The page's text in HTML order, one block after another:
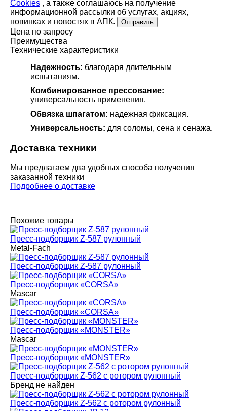
Cookies , а также соглашаюсь на получение
информационной рассылки об услугах, акциях,
новинках и новостях в АПК.
Отправить
Цена по запросу
Преимущества
Технические характеристики
Надежность: благодаря длительным
испытаниям.
Комбинированное прессование:
универсальность применения.
Обвязка шпагатом: надежная фиксация.
Универсальность: для соломы, сена и сенажа.
Доставка техники
Мы предлагаем два удобных способа получения
заказанной техники
Подробнее о доставке
Похожие товары
Пресс-подборщик Z-587 рулонный
Metal-Fach
Пресс-подборщик Z-587 рулонный
Пресс-подборщик «CORSA»
Mascar
Пресс-подборщик «CORSA»
Пресс-подборщик «MONSTER»
Mascar
Пресс-подборщик «MONSTER»
Пресс-подборщик Z-562 с ротором рулонный
Бренд не найден
Пресс-подборщик Z-562 с ротором рулонный